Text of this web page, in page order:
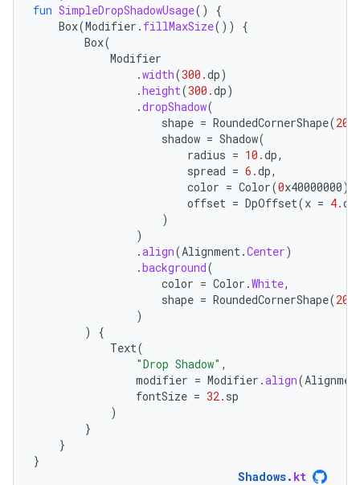
fun SimpleDropShadowUsage()
{
Box(Modifier . fillMaxSize())
{
Box(
Modifier
.width(300.dp)
.height(300.dp)
.dropShadow(
shape = RoundedCornerShape(20.
shadow = Shadow(
radius = 10.dp,
spread = 6.dp,
color = Color(0x40000000),
offset = DpOffset(x = 4.dp
)
)
.align(Alignment .Center)
.background(
color = Color .White,
shape = RoundedCornerShape(20.
)
)
{
Text(
"Drop Shadow" ,
modifier = Modifier .align(
fontSize = 32. sp
)
}
}
}
Shadows. kt